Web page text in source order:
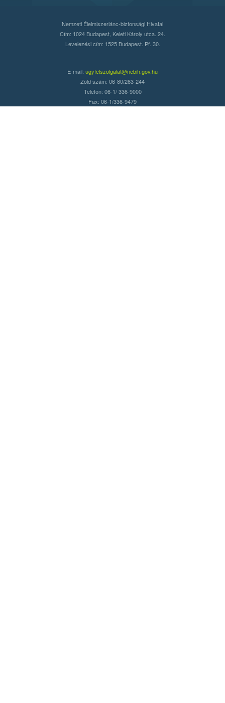
Nemzeti Élelmiszerlánc-biztonsági Hivatal
Cím: 1024 Budapest, Keleti Károly utca. 24.
Levelezési cím: 1525 Budapest. Pf. 30.
E-mail: ugyfelszolgalat@nebih.gov.hu
Zöld szám: 06-80/263-244
Telefon: 06-1/ 336-9000
Fax: 06-1/336-9479